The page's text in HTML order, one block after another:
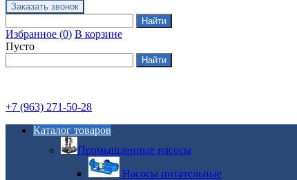
Избранное (0) В корзине
Пусто
+7 (963) 271-50-28
Каталог товаров
Промышленные насосы
Насосы питательные